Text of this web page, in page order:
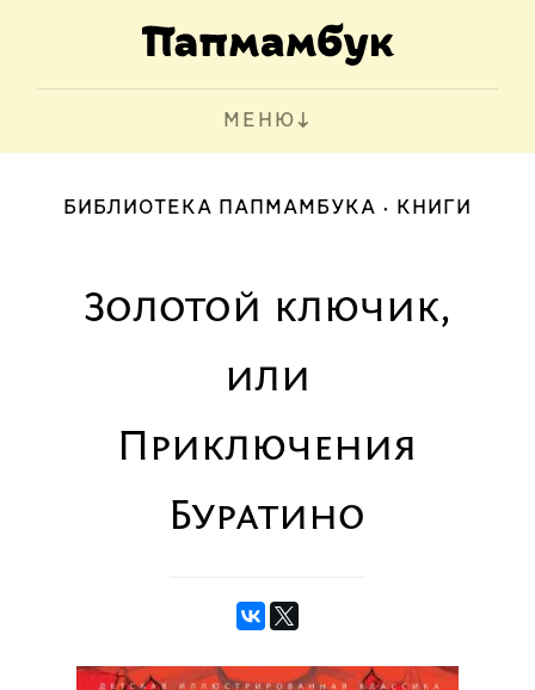
МЕНЮ
БИБЛИОТЕКА ПАПМАМБУКА КНИГИ
Золотой ключик,
или
Приключения
Буратино